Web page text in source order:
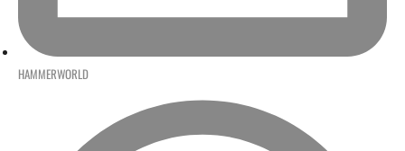
HAMMERWORLD